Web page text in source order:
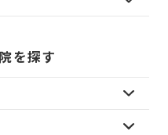
を探す